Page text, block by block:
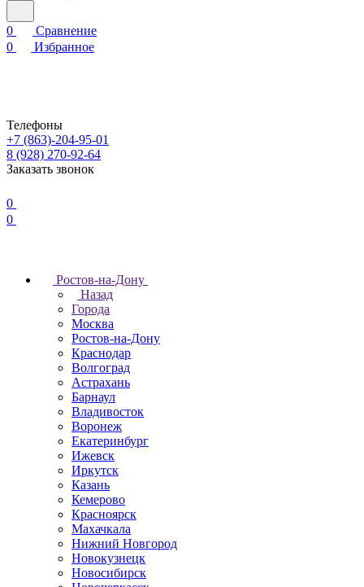
0
Сравнение
0
Избранное
Телефоны
+7 (863)-204-95-01
8 (928) 270-92-64
Заказать звонок
0
0
Ростов-на-Дону
Назад
Города
Москва
Ростов-на-Дону
Краснодар
Волгоград
Астрахань
Барнаул
Владивосток
Воронеж
Екатеринбург
Ижевск
Иркутск
Казань
Кемерово
Красноярск
Махачкала
Нижний Новгород
Новокузнецк
Новосибирск